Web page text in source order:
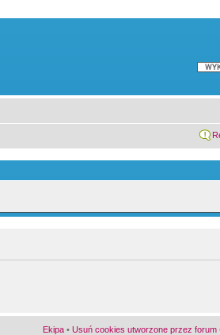
Ekipa • Usuń cookies utworzone przez forum